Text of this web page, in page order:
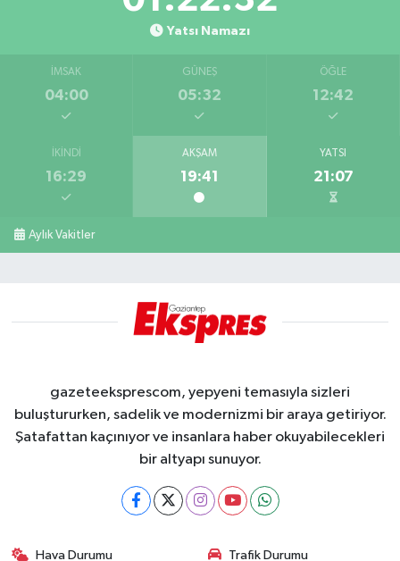
Yatsı Namazı
İMSAK
04:00
GÜNEŞ
05:32
ÖĞLE
12:42
İKINDI
16:29
AKŞAM
19:41
YATSI
21:07
Aylık Vakitler
gazeteeksprescom, yepyeni temasıyla sizleri
buluştururken, sadelik ve modernizmi bir araya getiriyor.
Şatafattan kaçınıyor ve insanlara haber okuyabilecekleri
bir altyapı sunuyor.
Hava Durumu Trafik Durumu